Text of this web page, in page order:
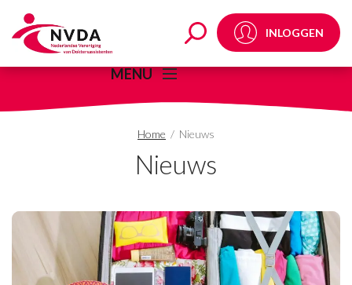
Nieuws - Pagina 4 van
INLOGGEN
MENU
Home / Nieuws
Nieuws